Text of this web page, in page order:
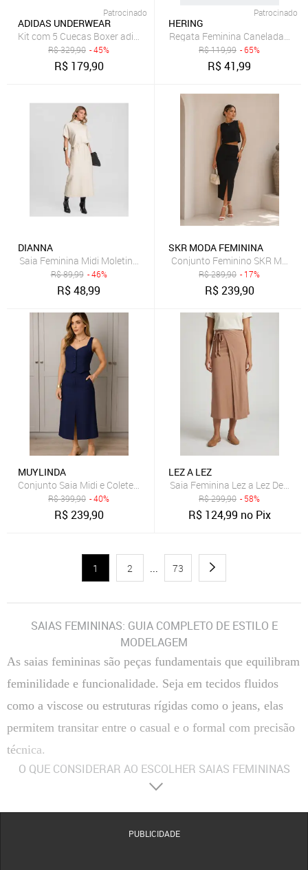
Patrocinado
ADIDAS UNDERWEAR
Kit com 5 Cuecas Boxer adidas Underwear Preto
R$329,90 - 45%
R$ 179,90
Patrocinado
HERING
Regata Feminina Canelada
R$119,99 - 65%
R$41,99
DIANNA
Saia Feminina Midi Moletinho Texturizado Dianna Bege
R$89,99 - 46%
R$48,99
SKR MODA FEMININA
Conjunto Feminino SKR MODA
R$289,90 - 17%
R$239,90
MUYLINDA
Conjunto Saia Midi e Colete Muy Linda Alfaiataria Feminina Azul
R$399,90 - 40%
R$239,90
LEZ A LEZ
Saia Feminina Lez a Lez
R$299,90 - 58%
R$ 124,99 no Pix
1 2 ... 73
SAIAS FEMININAS: GUIA COMPLETO DE ESTILO E
MODELAGEM
As saias femininas são peças fundamentais que equilibram
feminilidade e funcionalidade. Seja em tecidos fluidos
como a viscose ou estruturas rígidas como o jeans, elas
permitem transitar entre o casual e o formal com precisão
técnica.
O QUE CONSIDERAR AO ESCOLHER SAIAS FEMININAS
A escolha entre fibras naturais, como algodão e viscose, ou
Tecidos com elastano proporcionam maior flexibilidade, enquanto o crepe oferece uma
PUBLICIDADE